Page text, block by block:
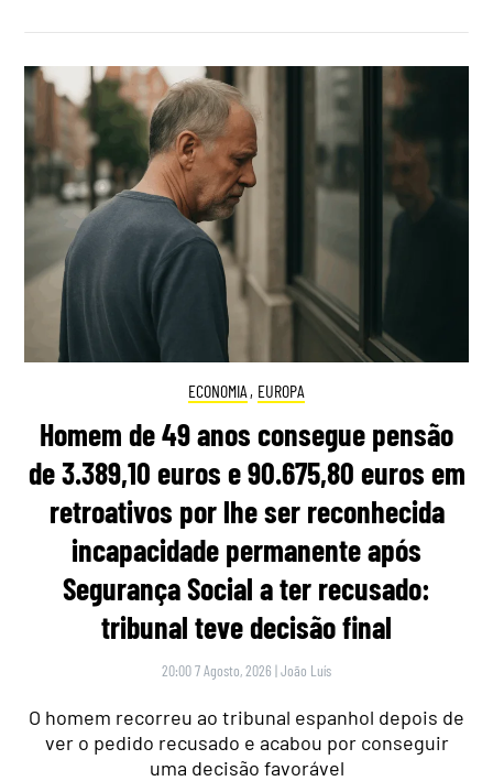
ECONOMIA , EUROPA
Homem de 49 anos consegue pensão
de 3.389,10 euros e 90.675,80 euros em
retroativos por lhe ser reconhecida
incapacidade permanente após
Segurança Social a ter recusado:
tribunal teve decisão final
20:00 7 Agosto, 2026 |João Luís
O homem recorreu ao tribunal espanhol depois de
ver o pedido recusado e acabou por conseguir
uma decisão favorável